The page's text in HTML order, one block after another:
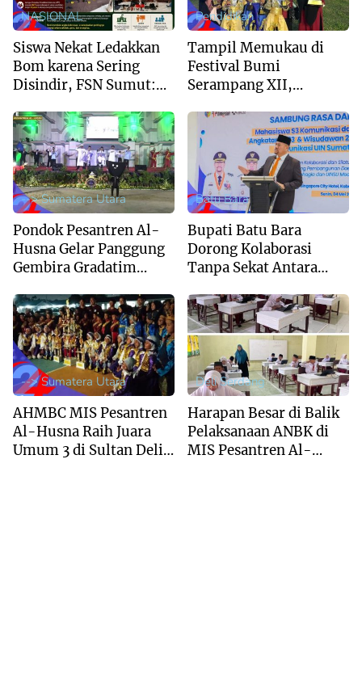
NASIONAL
Siswa Nekat Ledakkan
Bom karena Sering
Disindir, FSN Sumut:
Kejar Nilai Akademik
Pendidikan
Tampil Memukau di
Festival Bumi
Serampang XII,
Husna Sabet Juara
Umum I
--> Sumatera Utara
Pondok Pesantren Al-
Husna Gelar Panggung
Gembira Gradatim
Syukur dan Kreativitas
Santri
Batu Bara
Bupati Batu Bara
Dorong Kolaborasi
Tanpa Sekat Antara
Akademisi UINSU
--> Sumatera Utara
AHMBC MIS Pesantren
Al-Husna Raih Juara
Umum 3 di Sultan Deli
Deli Serdang
Harapan Besar di Balik
Pelaksanaan ANBK di
MIS Pesantren Al-